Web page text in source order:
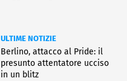
ULTIME NOTIZIE
Berlino, attacco al Pride: il
presunto attentatore ucciso
in un blitz